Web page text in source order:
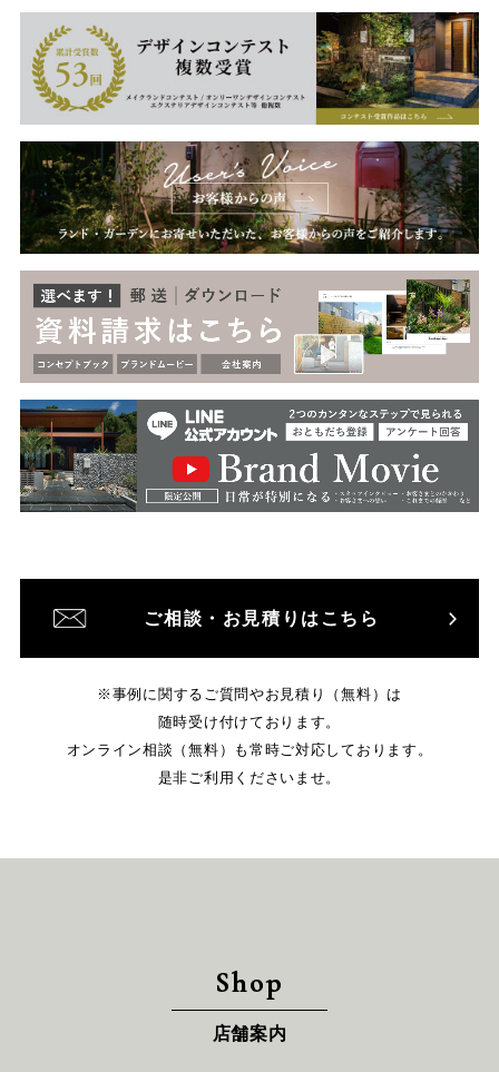
ご相談・お見積りはこちら
※事例に関するご質問やお見積り（無料）は
随時受け付けております。
オンライン相談（無料）も常時ご対応しております。
是非ご利用くださいませ。
Shop
店舗案内